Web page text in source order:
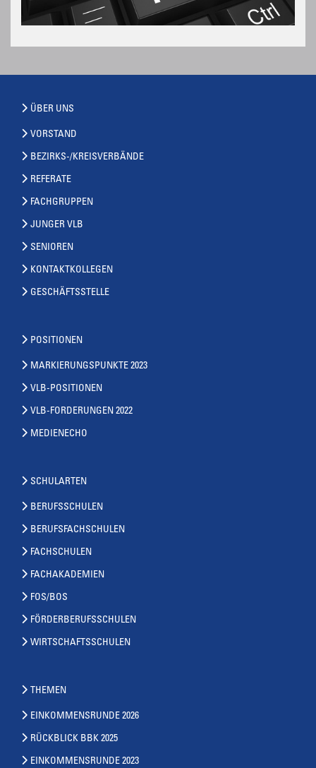
ÜBER UNS
VORSTAND
BEZIRKS-/KREISVERBÄNDE
REFERATE
FACHGRUPPEN
JUNGER VLB
SENIOREN
KONTAKTKOLLEGEN
GESCHÄFTSSTELLE
POSITIONEN
MARKIERUNGSPUNKTE 2023
VLB-POSITIONEN
VLB-FORDERUNGEN 2022
MEDIENECHO
SCHULARTEN
BERUFSSCHULEN
BERUFSFACHSCHULEN
FACHSCHULEN
FACHAKADEMIEN
FOS/BOS
FÖRDERBERUFSSCHULEN
WIRTSCHAFTSSCHULEN
THEMEN
EINKOMMENSRUNDE 2026
RÜCKBLICK BBK 2025
EINKOMMENSRUNDE 2023